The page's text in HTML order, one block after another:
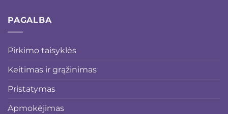
PAGALBA
Pirkimo taisyklės
Keitimas ir grąžinimas
Pristatymas
Apmokėjimas